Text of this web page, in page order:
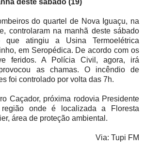
do quartel de Nova Iguaçu, na
controlaram na manhã deste sábado
que atingiu a Usina Termoelétrica
em Seropédica. De acordo com os
feridos. A Polícia Civil, agora, irá
as chamas. O incêndio de
foi controlado por volta das 7h.
Caçador, próxima rodovia Presidente
onde é localizada a Floresta
área de proteção ambiental.
Via: Tupi FM